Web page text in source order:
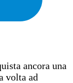
ancora una
volta ad